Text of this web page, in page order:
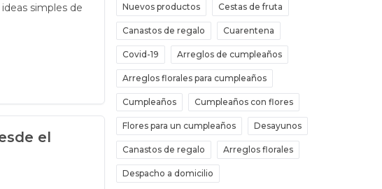
simples de
el
Nuevos productos Cestas de fruta
Canastos de regalo Cuarentena
Covid-19 Arreglos de cumpleaños
Arreglos florales para cumpleaños
Cumpleaños Cumpleaños con flores
Flores para un cumpleaños Desayunos
Canastos de regalo Arreglos florales
Despacho a domicilio